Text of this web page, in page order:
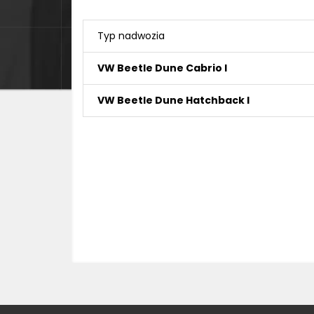
Typ nadwozia
VW Beetle Dune Cabrio I
VW Beetle Dune Hatchback I